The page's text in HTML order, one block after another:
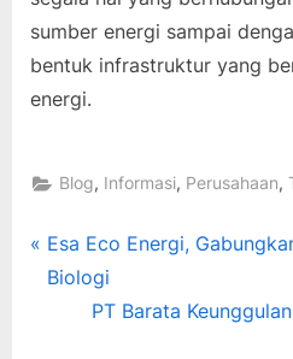
sumber energi sampai
bentuk infrastruktur yang
energi.
Blog, Informasi, Perusahaan,
Post
navigation
P
r
Esa Eco Energi,
Biologi
N
PT Barata